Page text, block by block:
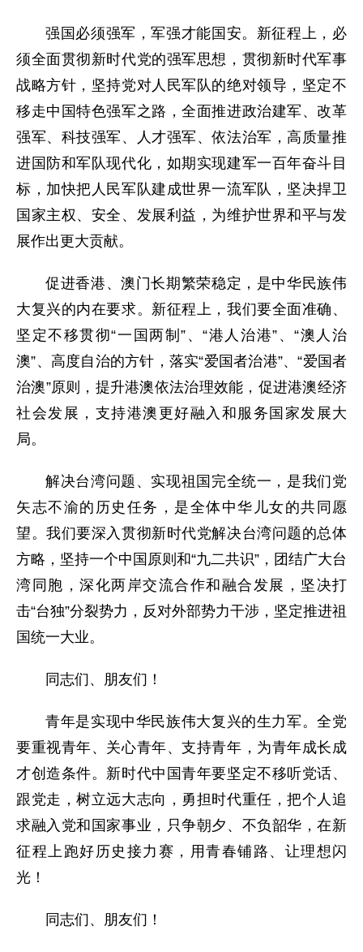
强国必须强军，军强才能国安。新征程上，必
须全面贯彻新时代党的强军思想，贯彻新时代军事
战略方针，坚持党对人民军队的绝对领导，坚定不
移走中国特色强军之路，全面推进政治建军、改革
强军、科技强军、人才强军、依法治军，高质量推
进国防和军队现代化，如期实现建军一百年奋斗目
标，加快把人民军队建成世界一流军队，坚决捍卫
国家主权、安全、发展利益，为维护世界和平与发
展作出更大贡献。
促进香港、澳门长期繁荣稳定，是中华民族伟
大复兴的内在要求。新征程上，我们要全面准确、
坚定不移贯彻“一国两制”、“港人治港”、“澳人治
澳”、高度自治的方针，落实“爱国者治港”、“爱国者
治澳”原则，提升港澳依法治理效能，促进港澳经济
社会发展，支持港澳更好融入和服务国家发展大
局。
解决台湾问题、实现祖国完全统一，是我们党
矢志不渝的历史任务，是全体中华儿女的共同愿
望。我们要深入贯彻新时代党解决台湾问题的总体
方略，坚持一个中国原则和“九二共识”，团结广大台
湾同胞，深化两岸交流合作和融合发展，坚决打
击“台独”分裂势力，反对外部势力干涉，坚定推进祖
国统一大业。
同志们、朋友们！
青年是实现中华民族伟大复兴的生力军。全党
要重视青年、关心青年、支持青年，为青年成长成
才创造条件。新时代中国青年要坚定不移听党话、
跟党走，树立远大志向，勇担时代重任，把个人追
求融入党和国家事业，只争朝夕、不负韶华，在新
征程上跑好历史接力赛，用青春铺路、让理想闪
光！
同志们、朋友们！